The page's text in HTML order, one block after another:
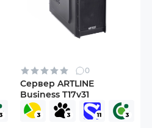
0
Сервер ARTLINE
Business T17v31